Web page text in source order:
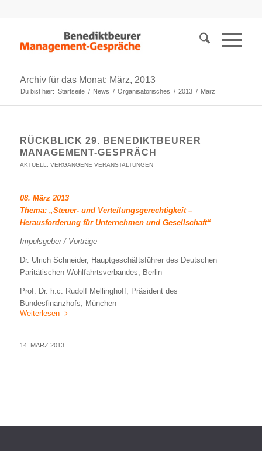
Archiv für das Monat: März, 2013
Du bist hier: Startseite / News / Organisatorisches / 2013 / März
RÜCKBLICK 29. BENEDIKTBEURER
MANAGEMENT-GESPRÄCH
AKTUELL VERGANGENE VERANSTALTUNGEN
08. März 2013
Thema: „Steuer- und Verteilungsgerechtigkeit –
Herausforderung für Unternehmen und Gesellschaft“
Impulsgeber / Vorträge
Dr. Ulrich Schneider, Hauptgeschäftsführer des Deutschen
Paritätischen Wohlfahrtsverbandes, Berlin
Prof. Dr. h.c. Rudolf Mellinghoff, Präsident des
Bundesfinanzhofs, München
Weiterlesen
14. MÄRZ 2013